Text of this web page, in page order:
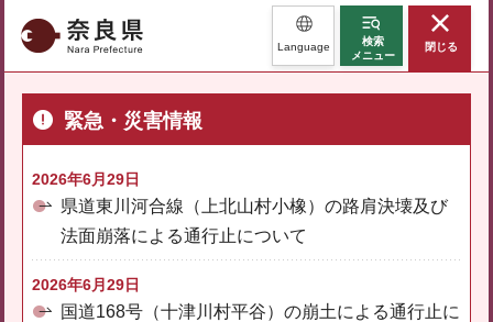
奈良県 Language
検索
メニュー
閉じる
緊急・災害情報
2026年6月29日
県道東川河合線（上北山村小橡）の路肩決壊及び
法面崩落による通行止について
2026年6月29日
国道168号（十津川村平谷）の崩土による通行止に